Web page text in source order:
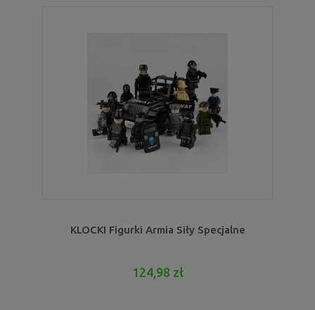
KLOCKI Figurki Armia Siły Specjalne
124,98 zł